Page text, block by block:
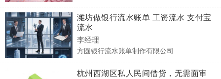
潍坊做银行流水账单 工资流水 支付宝
流水
李经理
方圆银行流水账单制作有限公司
杭州西湖区私人民间借贷，无需面审